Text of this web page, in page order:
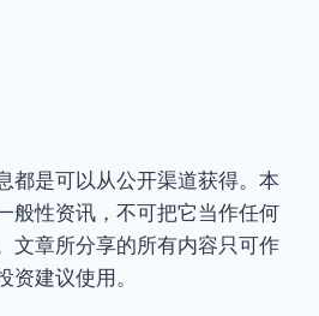
都是可以从公开渠道获得。本
般性资讯，不可把它当作任何
文章所分享的所有内容只可作
资建议使用。